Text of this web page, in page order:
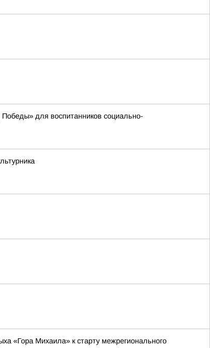
для воспитанников социально-
«Гора Михаила» к старту межрегионального